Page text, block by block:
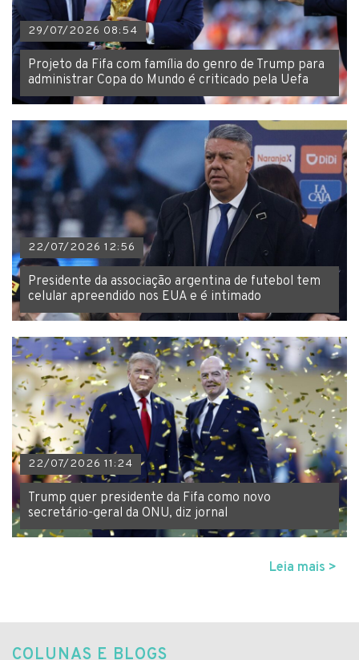
29/07/2026 08:54
Projeto da Fifa com família do genro de Trump para
administrar Copa do Mundo é criticado pela Uefa
22/07/2026 12:56
Presidente da associação argentina de futebol tem
celular apreendido nos EUA e é intimado
22/07/2026 11:24
Trump quer presidente da Fifa como novo
secretário-geral da ONU, diz jornal
Leia mais >
COLUNAS E BLOGS